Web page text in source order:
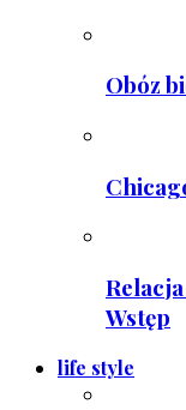
Obóz
Wstęp
life style